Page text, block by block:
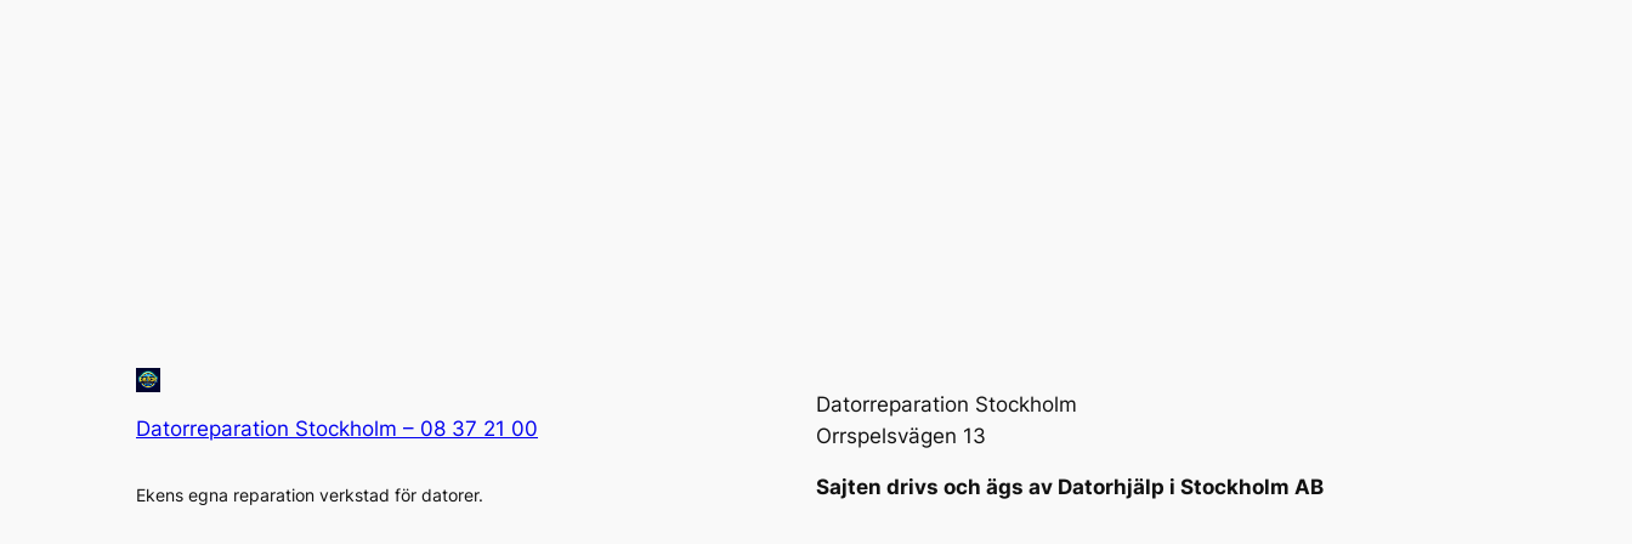
Datorreparation Stockholm – 08 37 21 00
Ekens egna reparation verkstad för datorer.
Datorreparation Stockholm
Orrspelsvägen 13
Sajten drivs och ägs av Datorhjälp i Stockholm AB